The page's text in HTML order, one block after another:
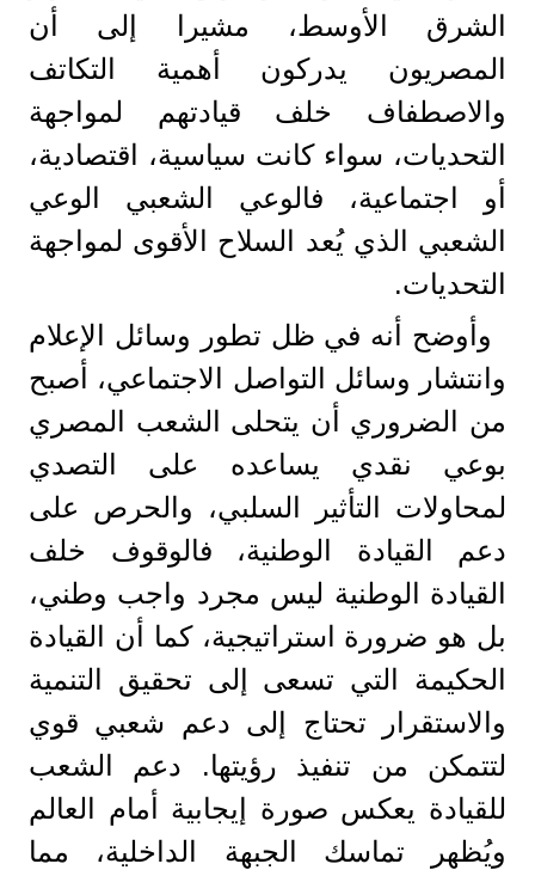
الشرق الأوسط، مشيرا إلى أن
المصريون يدركون أهمية التكاتف
والاصطفاف خلف قيادتهم لمواجهة
التحديات، سواء كانت سياسية، اقتصادية،
أو اجتماعية، فالوعي الشعبي الوعي
الشعبي الذي يُعد السلاح الأقوى لمواجهة
التحديات.
وأوضح أنه في ظل تطور وسائل الإعلام
وانتشار وسائل التواصل الاجتماعي، أصبح
من الضروري أن يتحلى الشعب المصري
بوعي نقدي يساعده على التصدي
لمحاولات التأثير السلبي، والحرص على
دعم القيادة الوطنية، فالوقوف خلف
القيادة الوطنية ليس مجرد واجب وطني،
بل هو ضرورة استراتيجية، كما أن القيادة
الحكيمة التي تسعى إلى تحقيق التنمية
والاستقرار تحتاج إلى دعم شعبي قوي
لتتمكن من تنفيذ رؤيتها. دعم الشعب
للقيادة يعكس صورة إيجابية أمام العالم
ويُظهر تماسك الجبهة الداخلية، مما